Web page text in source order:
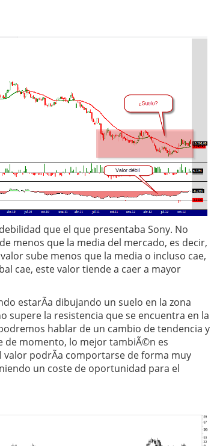
que el que presentaba Sony. No
menos que la media del mercado, es decir,
sube menos que la media o incluso cae,
cae, este valor tiende a caer a mayor
estarÃ­a dibujando un suelo en la zona
supere la resistencia que se encuentra en la
hablar de un cambio de tendencia y
de momento, lo mejor tambiÃ©n es
podrÃ­a comportarse de forma muy
un coste de oportunidad para el